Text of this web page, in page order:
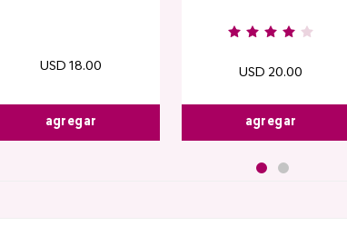
USD 18.00
agregar
USD 20.00
agregar